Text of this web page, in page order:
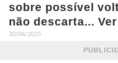
sobre possível
não descarta...
30/04/2025